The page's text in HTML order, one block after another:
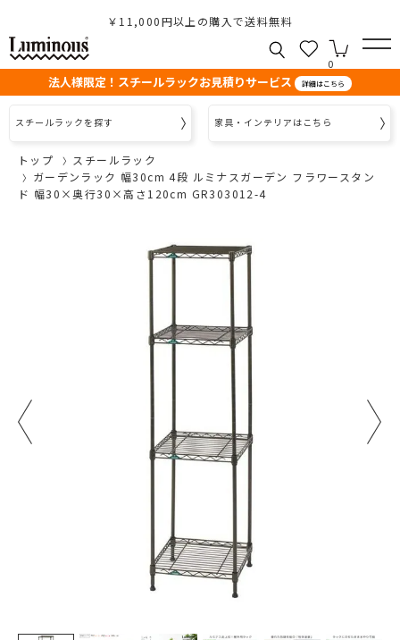
￥11,000円以上の購入で送料無料
0
法人様限定！スチールラックお見積りサービス 詳細はこちら
スチールラックを探す 家具・インテリアはこちら
トップ
スチールラック
ガーデンラック 幅30cm 4段 ルミナスガーデン フラワースタン
ド 幅30×奥行30×高さ120cm GR303012-4